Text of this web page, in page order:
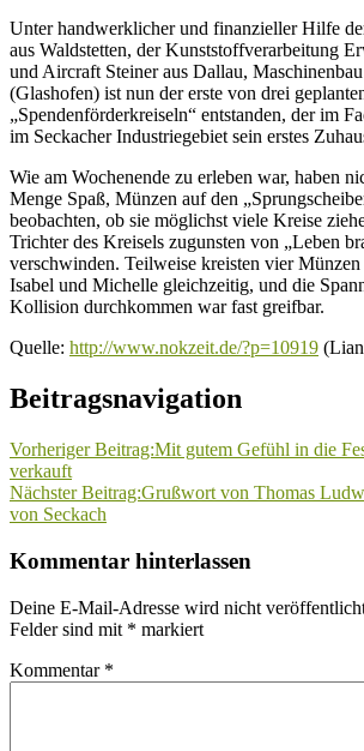
Unter handwerklicher und finanzieller Hilfe
aus Waldstetten, der Kunststoffverarbeitung
und Aircraft Steiner aus Dallau,
(Glashofen) ist nun der erste von drei
„Spendenförderkreiseln“ entstanden, der im
im Seckacher Industriegebiet sein erstes
Wie am Wochenende zu erleben war, haben
Menge Spaß, Münzen auf den
beobachten, ob sie möglichst viele Kreise
Trichter des Kreisels zugunsten von „Leben
verschwinden. Teilweise kreisten vier
Isabel und Michelle gleichzeitig, und die
Kollision durchkommen war fast greifbar.
Quelle: http://www.nokzeit.de/?p=10919
Beitragsnavigation
Vorheriger Beitrag:Mit gutem Gefühl in die
verkauft
Nächster Beitrag:Grußwort von Thomas
von Seckach
Kommentar hinterlassen
Deine E-Mail-Adresse wird nicht
Felder sind mit * markiert
Kommentar *